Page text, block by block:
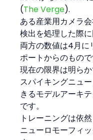
(The Verge).
ある産業用カメラ
検出を処理した際
両方の数値は4月に
ポートからのもので
現在の限界は明らか
スパイキングニュ
きるモデルアーキ
です。
トレーニングは依
ニューロモーフィ